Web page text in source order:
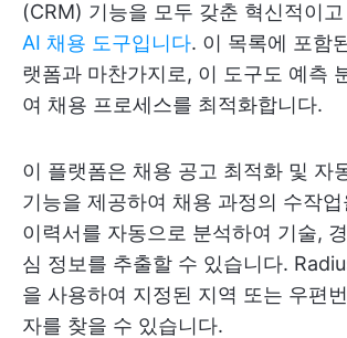
(CRM) 기능을 모두 갖춘 혁신적이
AI 채용 도구입니다. 이 목록에 포함
랫폼과 마찬가지로, 이 도구도 예측
여 채용 프로세스를 최적화합니다.
이 플랫폼은 채용 공고 최적화 및 자
기능을 제공하여 채용 과정의 수작
이력서를 자동으로 분석하여 기술,
심 정보를 추출할 수 있습니다.
을 사용하여 지정된 지역 또는 우편
자를 찾을 수 있습니다.